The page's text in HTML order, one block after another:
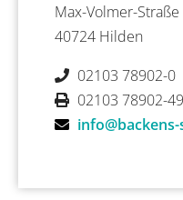
Max-Volmer-
40724 Hilden
02103 78902-0
02103 78902-49